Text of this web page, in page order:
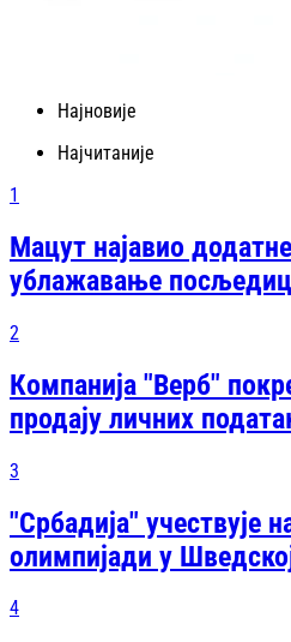
Најновије
Најчитаније
1
Мацут најавио
ублажавање
2
Компанија "Верб"
продају личних
3
"Србадија" учествује
олимпијади у
4